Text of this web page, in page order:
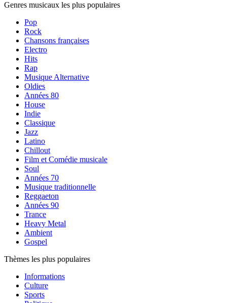
Genres musicaux les plus populaires
Pop
Rock
Chansons françaises
Electro
Hits
Rap
Musique Alternative
Oldies
Années 80
House
Indie
Classique
Jazz
Latino
Chillout
Film et Comédie musicale
Soul
Années 70
Musique traditionnelle
Reggaeton
Années 90
Trance
Heavy Metal
Ambient
Gospel
Thèmes les plus populaires
Informations
Culture
Sports